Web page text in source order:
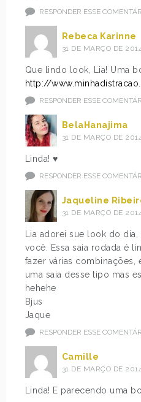
RESPONDER ESSE
Rebeca Karinne
31 DE MARÇO DE
Que lindo look, Lia! Uma
http://
RESPONDER ESSE
BelaHanajima
31 DE MARÇO DE
Linda! ♥
RESPONDER ESSE
Jaqueline
31 DE MARÇO DE
Lia adorei sue look do
você. Essa saia rodada é
fazer várias combinações,
uma saia desse tipo mas
hehehe
Bjus
Jaque
RESPONDER ESSE
Camille
31 DE MARÇO DE
Linda! E parecendo uma